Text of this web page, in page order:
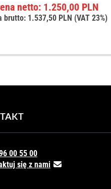
netto: 1.250,00 PLN
brutto: 1.537,50 PLN (VAT 23%)
00 55 00
się z nami